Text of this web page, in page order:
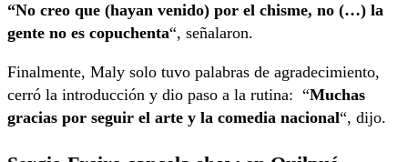
“No creo que (hayan venido) por el chisme, no (…) la
gente no es copuchenta“, señalaron.
Finalmente, Maly solo tuvo palabras de agradecimiento,
cerró la introducción y dio paso a la rutina: “Muchas
gracias por seguir el arte y la comedia nacional“, dijo.